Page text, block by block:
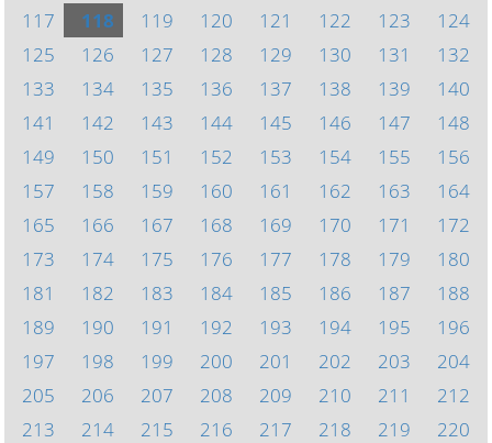
117
118 119 120 121 122 123
124
125
126 127 128 129 130 131
132
133
134 135 136 137 138 139
140
141
142 143 144 145 146 147
148
149
150 151 152 153 154 155
156
157
158 159 160 161 162 163
164
165
166 167 168 169 170 171
172
173
174 175 176 177 178 179
180
181
182 183 184 185 186 187
188
189
190 191 192 193 194 195
196
197
198 199 200 201 202 203
204
205
206 207 208 209 210 211
212
213
214 215 216 217 218 219
220